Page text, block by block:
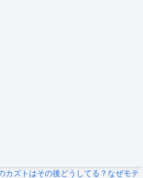
カズトはその後どうしてる？なぜモテ